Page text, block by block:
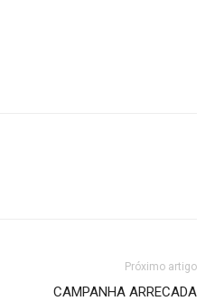
Próximo artigo
CAMPANHA ARRECADA